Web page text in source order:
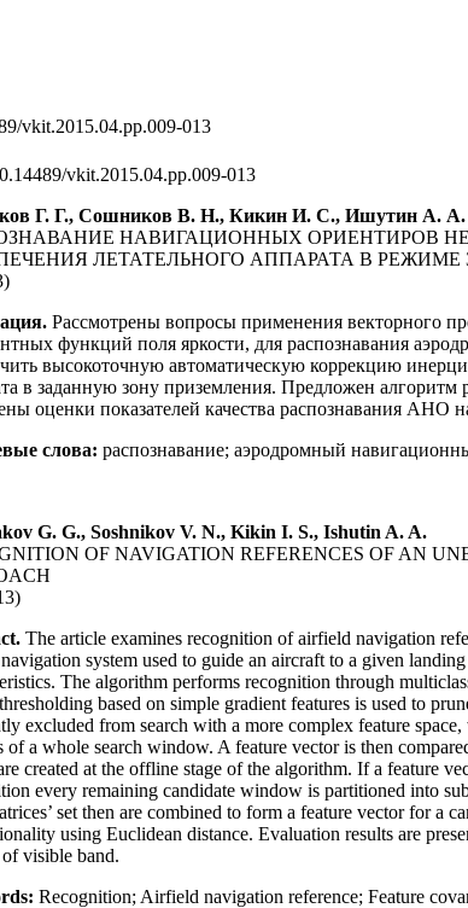
vkit.2015.04.pp.009-013
vkit.2015.04.pp.009-013
Г. Г., Сошников В. Н., Кикин И. С., Ишутин А. А.
НАВИГАЦИОННЫХ ОРИЕНТИРОВ
ЛЕТАТЕЛЬНОГО АППАРАТА В
Рассмотрены вопросы применения векторного
функций поля яркости, для распознавания
высокоточную автоматическую коррекцию
в заданную зону приземления. Предложен
оценки показателей качества распознавания АНО
слова: распознавание; аэродромный
G. G., Soshnikov V. N., Kikin I. S., Ishutin A. A.
OF NAVIGATION REFERENCES OF AN
The article examines recognition of airfield navigation
system used to guide an aircraft to a given
The algorithm performs recognition through
based on simple gradient features is used to
excluded from search with a more complex feature
of a whole search window. A feature vector is then
created at the offline stage of the algorithm. If a feature
every remaining candidate window is partitioned into
set then are combined to form a feature vector for
using Euclidean distance. Evaluation results are
visible band.
Recognition; Airfield navigation reference; Feature